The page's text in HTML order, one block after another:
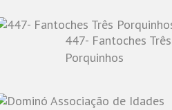
447- Fantoches Três
Porquinhos